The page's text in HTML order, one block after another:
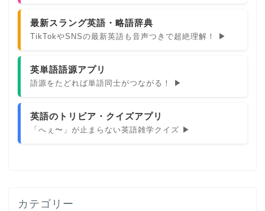
最新スラング英語・略語辞典
TikTokやSNSの最新英語も音声つきで超絶理解！ ▶
英単語語源アプリ
語源をたどれば単語同士がつながる！ ▶
英語のトリビア・クイズアプリ
「へぇ〜」が止まらない英語雑学クイズ ▶
カテゴリー